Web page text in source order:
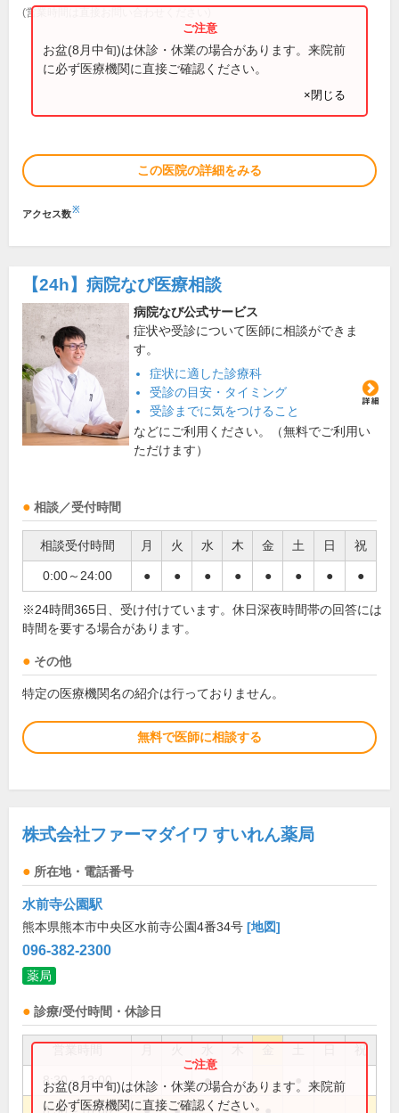
(営業時間は直接お問い合わせください)
お盆(8月中旬)は休診・休業の場合があります。来院前
に必ず医療機関に直接ご確認ください。
×閉じる
この医院の詳細をみる
アクセス数※
【24h】 病院なび医療相談
病院なび公式サービス
症状や受診について医師に相談ができま
す。
症状に適した診療科
受診の目安・タイミング
受診までに気をつけること
などにご利用ください。（無料でご利用い
ただけます）
相談／受付時間
相談受付時間 月 火 水 木 金 土 日 祝
0:00～24:00 ● ● ● ● ● ● ● ●
※24時間365日、受け付けています。休日深夜時間帯の回答には
時間を要する場合があります。
その他
特定の医療機関名の紹介は行っておりません。
無料で医師に相談する
株式会社ファーマダイワ すいれん薬局
所在地・電話番号
水前寺公園駅
熊本県熊本市中央区水前寺公園4番34号 [地図]
096-382-2300
薬局
診療/受付時間・休診日
祝
8:30～13:00 ●
お盆(8月中旬)は休診・休業の場合があります。来院前
に必ず医療機関に直接ご確認ください。